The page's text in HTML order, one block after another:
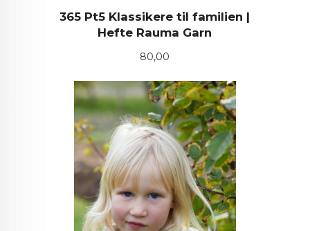
365 Pt5 Klassikere til familien |
Hefte Rauma Garn
Pris
80,00